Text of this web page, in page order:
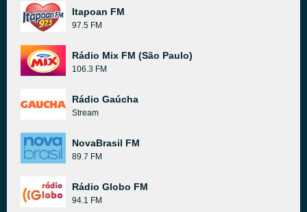
Itapoan FM
97.5 FM
Rádio Mix FM (São Paulo)
106.3 FM
Rádio Gaúcha
Stream
NovaBrasil FM
89.7 FM
Rádio Globo FM
94.1 FM